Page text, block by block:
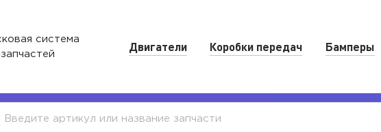
система
Двигатели Коробки передач Бамперы